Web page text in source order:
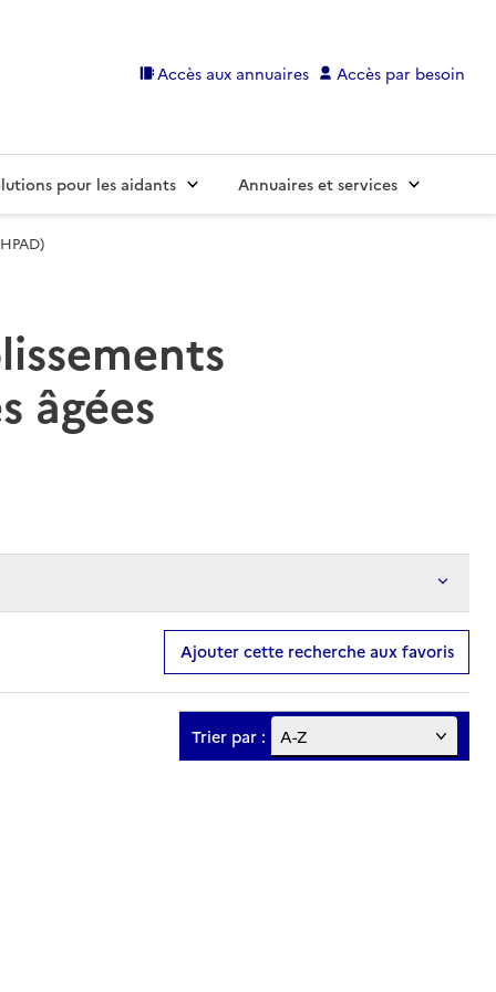
Accès aux annuaires Accès par besoin
pour les aidants Annuaires et services
âgées
Ajouter cette recherche aux favoris
Trier par :